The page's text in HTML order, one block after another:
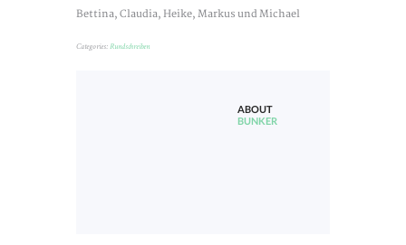
Bettina, Claudia, Heike, Markus und Michael
Categories: Rundschreiben
ABOUT
BUNKER